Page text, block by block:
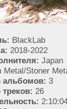
BlackLab
2018-2022
Japan
Metal/Stoner
альбомов: 3
26